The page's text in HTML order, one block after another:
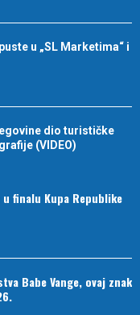
u „SL Marketima“ i
dio turističke
(VIDEO)
finalu Kupa Republike
Babe Vange, ovaj znak